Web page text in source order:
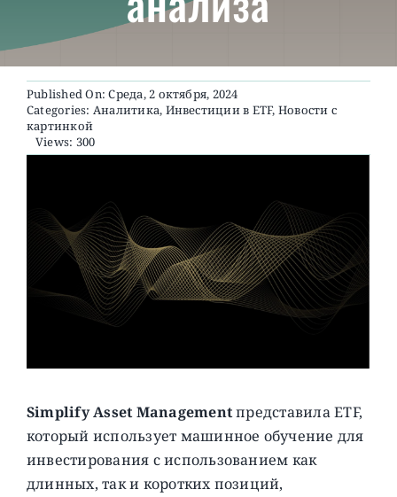
О ПРОЕКТЕ
Published On: Среда, 2 октября, 2024
Categories: Аналитика, Инвестиции в ETF, Новости с
картинкой
Views: 300
Simplify Asset Managementпредставила ETF,
который использует машинное обучение для
инвестирования с использованием как
длинных, так и коротких позиций,